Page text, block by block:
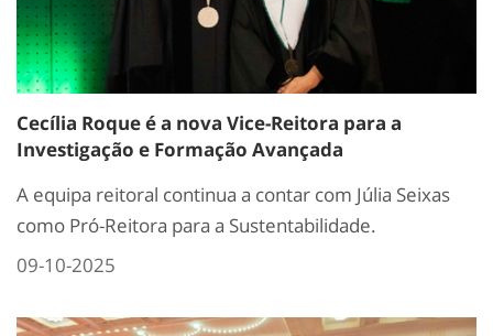
Cecília Roque é a nova Vice-Reitora para a
Investigação e Formação Avançada
A equipa reitoral continua a contar com Júlia Seixas
como Pró-Reitora para a Sustentabilidade.
09-10-2025